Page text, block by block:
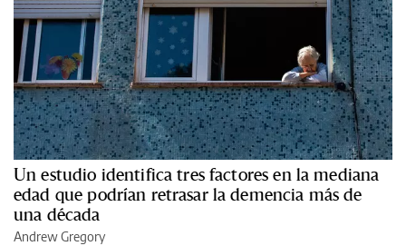
Un estudio identifica tres factores en la mediana
edad que podrían retrasar la demencia más de
una década
Andrew Gregory